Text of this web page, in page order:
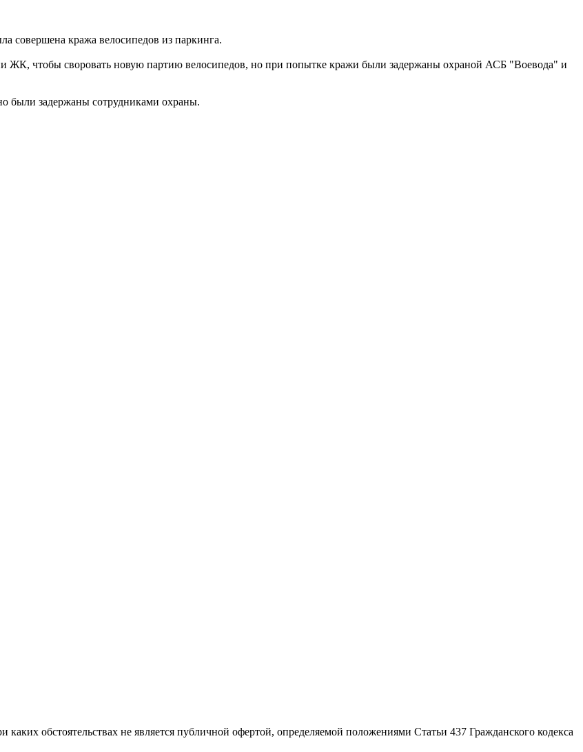
совершена кража велосипедов из паркинга.
ЖК, чтобы своровать новую партию велосипедов, но при попытке кражи были задержаны охраной АСБ "Воевода" и
были задержаны сотрудниками охраны.
обстоятельствах не является публичной офертой, определяемой положениями Статьи 437 Гражданского кодекса